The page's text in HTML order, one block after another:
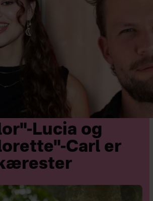
Lucia og
Carl er